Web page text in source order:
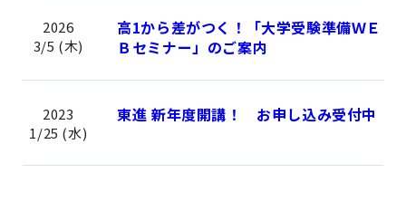
2026
3/5 (木)
高1から差がつく！「大学受験準備ＷＥ
Ｂセミナー」のご案内
2023
1/25 (水)
東進 新年度開講！ お申し込み受付中